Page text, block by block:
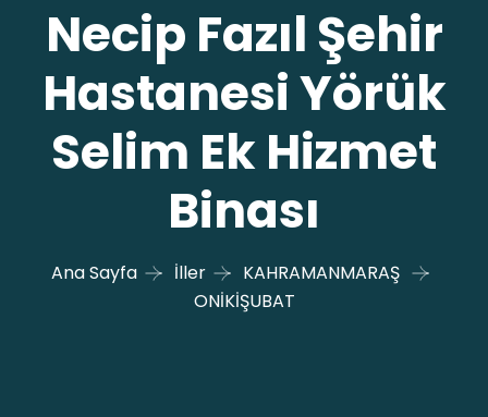
Necip Fazıl Şehir
Hastanesi Yörük
Selim Ek Hizmet
Binası
Ana Sayfa İller
KAHRAMANMARAŞ
ONİKİŞUBAT